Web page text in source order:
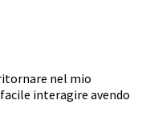
nel mio
interagire avendo